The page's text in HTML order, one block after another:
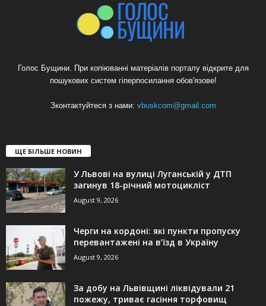
Голос Бущини. При копіюванні матеріалів порталу відкрите для
пошукових систем гіперпосилання обов'язове!
Зконтактуйтеся з нами: vbuskcom@gmail.com
ЩЕ БІЛЬШЕ НОВИН
У Львові на вулиці Луганській у ДТП
загинув 18-річний мотоцикліст
August 9, 2026
Черги на кордоні: які пункти пропуску
перевантажені на в’їзд в Україну
August 9, 2026
За добу на Львівщині ліквідували 21
пожежу, триває гасіння торфовищ